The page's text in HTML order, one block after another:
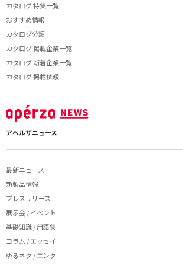
カタログ 特集一覧
おすすめ情報
カタログ分類
カタログ 掲載企業一覧
カタログ 新着企業一覧
カタログ 掲載依頼
アペルザニュース
最新ニュース
新製品情報
プレスリリース
展示会 / イベント
基礎知識 / 用語集
コラム / エッセイ
ゆるネタ / エンタ